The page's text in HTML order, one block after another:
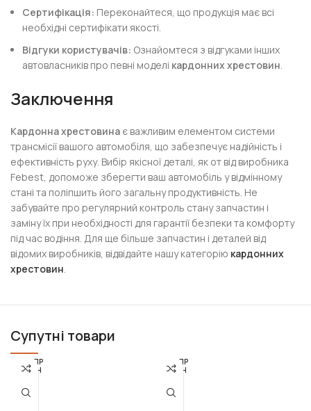
Сертифікація: Переконайтеся, що продукція має всі
необхідні сертифікати якості.
Відгуки користувачів: Ознайомтеся з відгуками інших
автовласників про певні моделі кардонних хрестовин.
Заключення
Кардонна хрестовина є важливим елементом системи
трансмісії вашого автомобіля, що забезпечує надійність і
ефективність руху. Вибір якісної деталі, як от від виробника
Febest, допоможе зберегти ваш автомобіль у відмінному
стані та поліпшить його загальну продуктивність. Не
забувайте про регулярний контроль стану запчастин і
заміну їх при необхідності для гарантії безпеки та комфорту
під час водіння. Для ще більше запчастин і деталей від
відомих виробників, відвідайте нашу категорію кардонних
хрестовин.
Супутні товари
РОЗПР
ОДАН
РОЗПР
ОДАН